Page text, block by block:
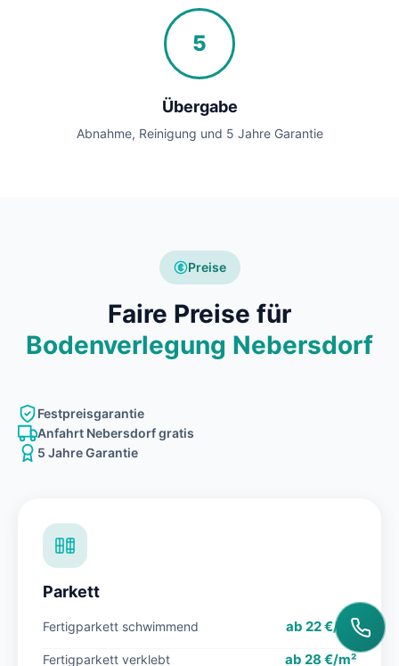
5
Übergabe
Abnahme, Reinigung und 5 Jahre Garantie
Preise
Faire Preise für
Bodenverlegung Nebersdorf
Festpreisgarantie
Anfahrt Nebersdorf gratis
5 Jahre Garantie
Parkett
Fertigparkett schwimmend ab 22 €/m²
Fertigparkett verklebt ab 28 €/m²